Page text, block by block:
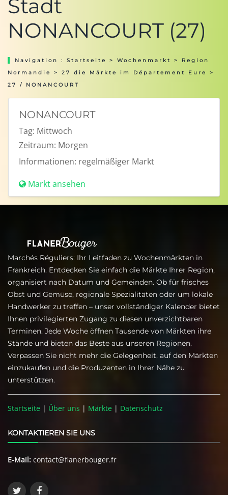
Stadt
NONANCOURT (27)
Navigation : Startseite > Wochenmarkt > Region
Normandie
> 27 die Märkte im Département Eure
>
27 / NONANCOURT
NONANCOURT
Tag: Mittwoch
Zeitraum: Morgen
Informationen: regelmäßiger Markt
Markt ansehen
Marchés Réguliers: Ihr Leitfaden zu Wochenmärkten in
Frankreich. Entdecken Sie einfach die Märkte Ihrer Region,
organisiert nach Datum und Gemeinden. Ob für frisches
Obst und Gemüse, regionale Spezialitäten oder um lokale
Handwerker zu treffen – unser vollständiger Kalender bietet
Ihnen privilegierten Zugang zu diesen unverzichtbaren
Terminen. Jede Woche öffnen Tausende von Märkten ihre
Stände und bieten das Beste aus unseren Regionen.
Verpassen Sie nicht mehr die Gelegenheit, auf den Märkten
einzukaufen und die Produzenten in Ihrer Nähe zu
unterstützen.
Startseite | Über uns | Märkte | Datenschutz
KONTAKTIEREN SIE UNS
E-Mail: contact@flanerbouger.fr